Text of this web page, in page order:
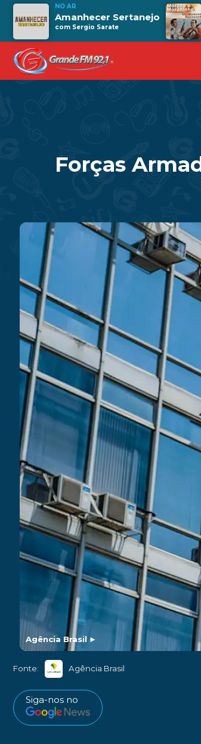
NO AR
Amanhecer Sertanejo
com Sergio Sarate
Forças
Agência Brasil ►
Fonte: Agência Brasil
Siga-nos no